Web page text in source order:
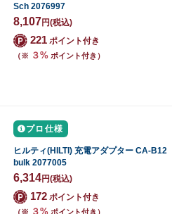
Sch 2076997
8,107円(税込)
221 ポイント付き
（※ ３% ポイント付き）
プロ仕様
ヒルティ(HILTI) 充電アダプター CA-B12
bulk 2077005
6,314円(税込)
172 ポイント付き
（※ ポイント付き）